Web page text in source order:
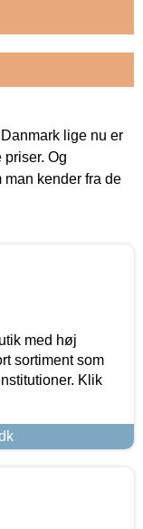
lige nu er
priser. Og
man kender fra de
med høj
sortiment som
Klik